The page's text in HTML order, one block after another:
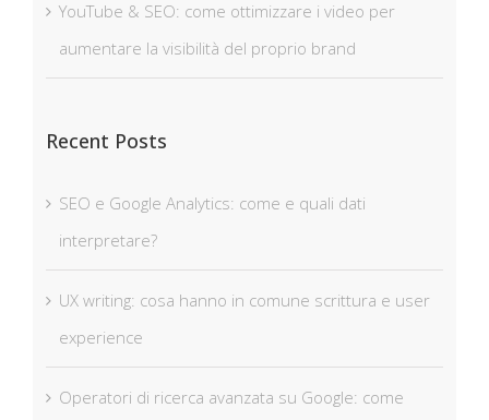
YouTube & SEO: come ottimizzare i video per
aumentare la visibilità del proprio brand
Recent Posts
SEO e Google Analytics: come e quali dati
interpretare?
UX writing: cosa hanno in comune scrittura e user
experience
Operatori di ricerca avanzata su Google: come